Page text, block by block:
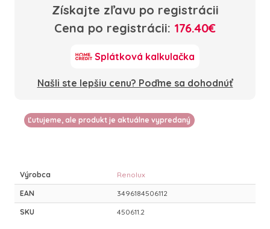
Získajte zľavu po registrácii
Cena po registrácii: 176.40€
Splátková kalkulačka
Našli ste lepšiu cenu? Poďme sa dohodnúť
Ľutujeme, ale produkt je aktuálne vypredaný
Výrobca Renolux
EAN 3496184506112
SKU 450611.2